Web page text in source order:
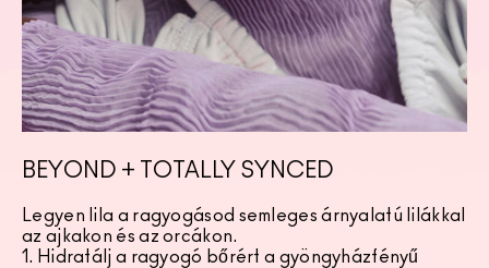
BEYOND + TOTALLY SYNCED
Legyen lila a ragyogásod semleges árnyalatú lilákkal
az ajkakon és az orcákon.
1. Hidratálj a ragyogó bőrért a gyöngyházfényű